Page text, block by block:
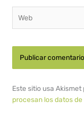
Este sitio usa
procesan los datos